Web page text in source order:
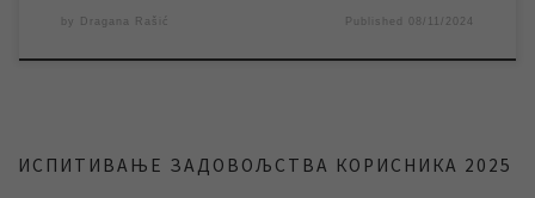
by Dragana Rašić Published 08/11/2024
ИСПИТИВАЊЕ ЗАДОВОЉСТВА КОРИСНИКА 2025